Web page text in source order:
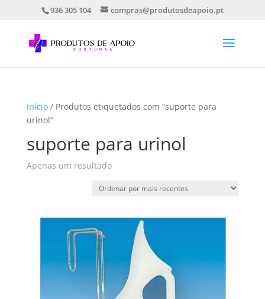
936 305 104 compras@produtosdeapoio.pt
Início/ Produtos etiquetados com “suporte para
urinol”
suporte para urinol
Apenas um resultado